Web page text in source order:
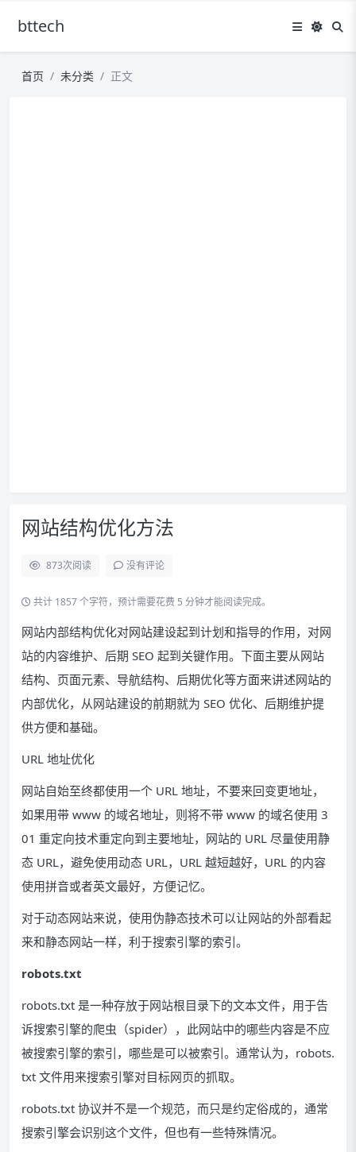
bttech
首页 未分类 正文
网站结构优化方法
873次阅读 没有评论
共计 1857 个字符，预计需要花费 5 分钟才能阅读完成。
网站内部结构优化对网站建设起到计划和指导的作用，对网
站的内容维护、后期 SEO 起到关键作用。下面主要从网站
结构、页面元素、导航结构、后期优化等方面来讲述网站的
内部优化，从网站建设的前期就为 SEO 优化、后期维护提
供方便和基础。
URL 地址优化
网站自始至终都使用一个 URL 地址，不要来回变更地址，
如果用带 www 的域名地址，则将不带 www 的域名使用 3
01 重定向技术重定向到主要地址，网站的 URL 尽量使用静
态 URL，避免使用动态 URL，URL 越短越好，URL 的内容
使用拼音或者英文最好，方便记忆。
对于动态网站来说，使用伪静态技术可以让网站的外部看起
来和静态网站一样，利于搜索引擎的索引。
robots.txt
robots.txt 是一种存放于网站根目录下的文本文件，用于告
诉搜索引擎的爬虫（spider），此网站中的哪些内容是不应
被搜索引擎的索引，哪些是可以被索引。通常认为，robots.
txt 文件用来搜索引擎对目标网页的抓取。
robots.txt 协议并不是一个规范，而只是约定俗成的，通常
搜索引擎会识别这个文件，但也有一些特殊情况。